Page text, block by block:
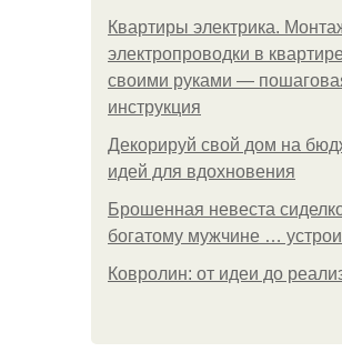
Квартиры электрика.
электропроводки в квартире
своими руками —
инструкция
Декорируй свой дом на
идей для вдохновения
Брошенная невеста
богатому мужчине …
Ковролин: от идеи до